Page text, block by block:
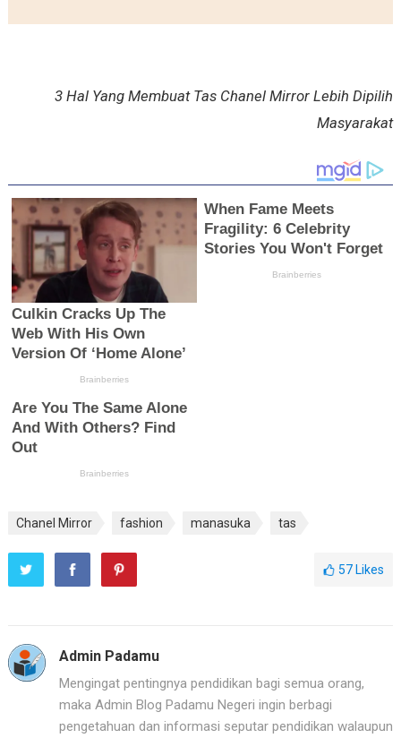
3 Hal Yang Membuat Tas Chanel Mirror Lebih Dipilih
Masyarakat
Chanel Mirror fashion manasuka tas
57Likes
Admin Padamu
Mengingat pentingnya pendidikan bagi semua orang,
maka Admin Blog Padamu Negeri ingin berbagi
pengetahuan dan informasi seputar pendidikan walaupun